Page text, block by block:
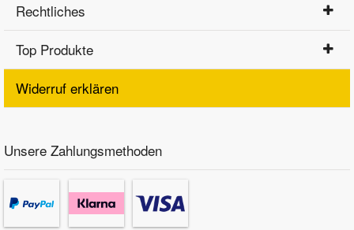
Rechtliches
Top Produkte
Widerruf erklären
Unsere Zahlungsmethoden